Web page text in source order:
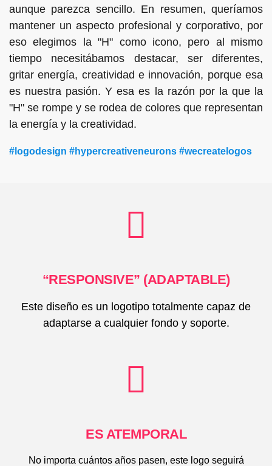
aunque parezca sencillo. En resumen, queríamos
mantener un aspecto profesional y corporativo, por
eso elegimos la "H" como icono, pero al mismo
tiempo necesitábamos destacar, ser diferentes,
gritar energía, creatividad e innovación, porque esa
es nuestra pasión. Y esa es la razón por la que la
"H" se rompe y se rodea de colores que representan
la energía y la creatividad.
#logodesign #hypercreativeneurons #wecreatelogos
“RESPONSIVE” (ADAPTABLE)
Este diseño es un logotipo totalmente capaz de
adaptarse a cualquier fondo y soporte.
ES ATEMPORAL
No importa cuántos años pasen, este logo seguirá